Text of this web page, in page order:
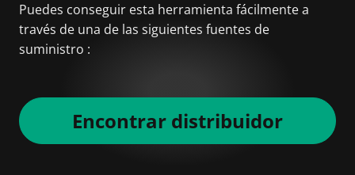
Puedes conseguir esta herramienta fácilmente a
través de una de las siguientes fuentes de
suministro :
Encontrar distribuidor